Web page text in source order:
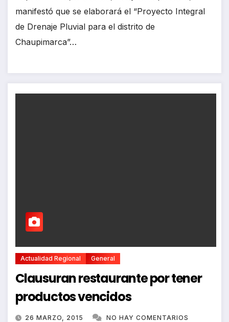
manifestó que se elaborará el “Proyecto Integral
de Drenaje Pluvial para el distrito de
Chaupimarca”…
Actualidad Regional General
Clausuran restaurante por tener
productos vencidos
26 MARZO, 2015 NO HAY COMENTARIOS